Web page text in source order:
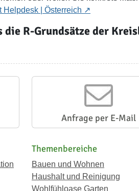
Helpdesk | Österreich
die R-Grundsätze der
Anfrage per E-Mail
Themenbereiche
Bauen und Wohnen
Haushalt und Reinigung
Wohlfühloase Garten